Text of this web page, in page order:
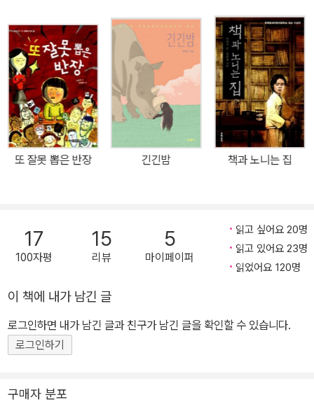
먼 이로운은 어느 날, 자신을 무시하는 친구들 코를 납작하게 해 주려
고 반장 선거에 출마한다. 결국 협박과 거짓말로 반장에 당선되고, 이
잘못 뽑은 반장 때문에 4학년 5반은 엉망진창이 된다. 이로운은 이런
현실을 어떻게 극복해 나갈까? 이 작품이 가치 있는 이유는 주변에서
흔히 볼 수 있는 말썽꾸러기 아이를 통해 선거와 반장의 진정한 의미
를 깨닫게 해 주기 때문이다. 모범생과 거리가 먼 아이가 반장다운 반
장이 되기 위해 노력하는 모습은 감동적으로 그려지고, 어린 독자들
에게 누구나 반장이 될 수 있다는 용기를 심어 준다. 뿐만 아니라 모든
생한 학교 모습, 입체적이며 개성 넘치는 인물들, 인물들 마음을 잘 표
현한 일러스트. 이 모든 것이 조화롭게 어우러진 작품은 책임감과 믿
음으로 한 아이가 성숙해가는 과정을 때로는 익살스럽고 때로는 감동
또 잘못 뽑은 반장 긴긴밤 책과 노니는 집
17
100자평
15
리뷰
5
마이페이퍼
읽고 싶어요 20명
읽고 있어요 23명
읽었어요 120명
이 책에 내가 남긴 글
로그인하면 내가 남긴 글과 친구가 남긴 글을 확인할 수 있습니다.
로그인하기
구매자 분포